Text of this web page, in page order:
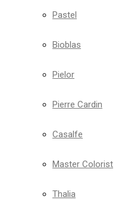
Pastel
Bioblas
Pielor
Pierre Cardin
Casalfe
Master Colorist
Thalia